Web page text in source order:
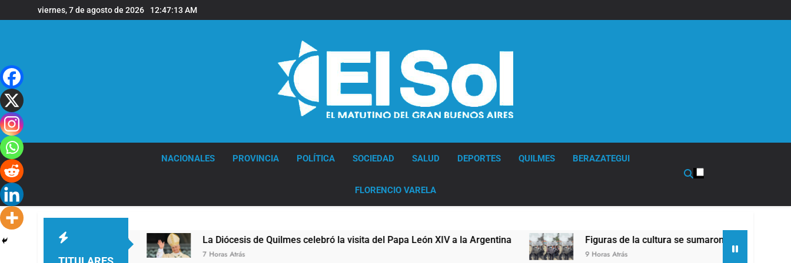
al
viernes, 7 de agosto de 2026 12:47:14 AM
NACIONALES PROVINCIA POLÍTICA SOCIEDAD SALUD DEPORTES QUILMES BERAZATEGUI
FLORENCIO VARELA
la sede de Quilmes La Diócesis de Quilmes celebró la visita del Papa León XIV a la Argentina
7 Horas Atrás
Figuras de la cultura se sumaron a la marcha frente al
9 Horas Atrás